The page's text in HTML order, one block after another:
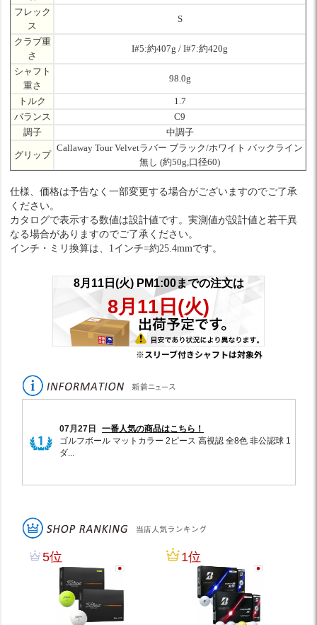
フレック
ス
S
クラブ重
さ
I#5:約407g / I#7:約420g
シャフト
重さ
98.0g
トルク
1.7
バランス
C9
調子
中調子
グリップ
Callaway Tour Velvetラバー ブラック/ホワイト バックライン
無し (約50g,口径60)
仕様、価格は予告なく一部変更する場合がございますのでご了承
ください。
カタログで表示する数値は設計値です。実測値が設計値と若干異
なる場合がありますのでご了承ください。
インチ・ミリ換算は、1インチ=約25.4mmです。
※スリーブ付きシャフトは対象外